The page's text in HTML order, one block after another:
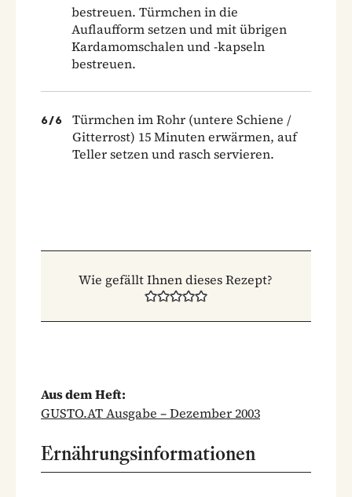
bestreuen. Türmchen in die
Auflaufform setzen und mit übrigen
Kardamomschalen und -kapseln
bestreuen.
6/6
Türmchen im Rohr (untere Schiene /
Gitterrost) 15 Minuten erwärmen, auf
Teller setzen und rasch servieren.
Wie gefällt Ihnen dieses Rezept?
Aus dem Heft:
GUSTO.AT Ausgabe – Dezember 2003
Ernährungsinformationen